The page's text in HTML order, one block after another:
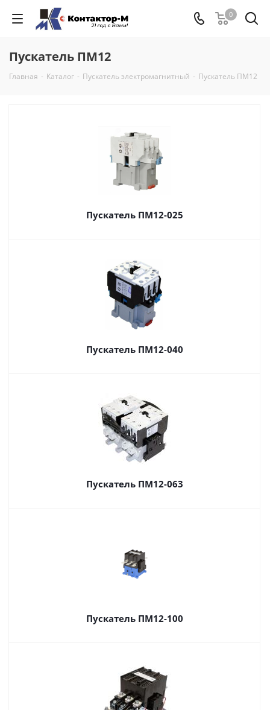
0
Пускатель ПМ12
Главная - Каталог - Пускатель электромагнитный - Пускатель ПМ12
Пускатель ПМ12-025
Пускатель ПМ12-040
Пускатель ПМ12-063
Пускатель ПМ12-100